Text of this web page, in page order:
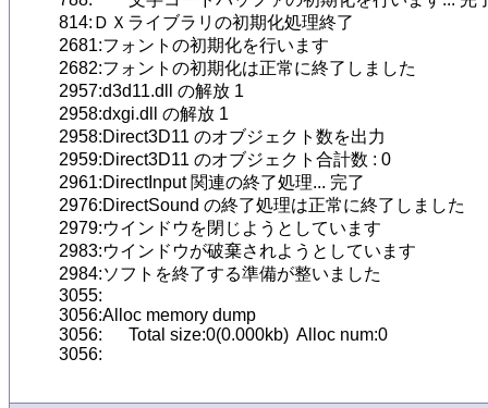
814:ＤＸライブラリの初期化処理終了
2681:フォントの初期化を行います
2682:フォントの初期化は正常に終了しました
2957:d3d11.dll の解放 1
2958:dxgi.dll の解放 1
2958:Direct3D11 のオブジェクト数を出力
2959:Direct3D11 のオブジェクト合計数 : 0
2961:DirectInput 関連の終了処理... 完了
2976:DirectSound の終了処理は正常に終了しました
2979:ウインドウを閉じようとしています
2983:ウインドウが破棄されようとしています
2984:ソフトを終了する準備が整いました
3055:
3056:Alloc memory dump
3056:	Total size:0(0.000kb)  Alloc num:0